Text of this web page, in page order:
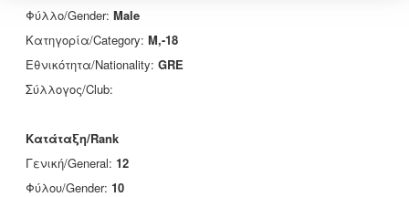
Φύλλο/Gender: Male
Κατηγορία/Category: M,-18
Εθνικότητα/Nationality: GRE
Σύλλογος/Club:
Κατάταξη/Rank
Γενική/General: 12
Φύλου/Gender: 10